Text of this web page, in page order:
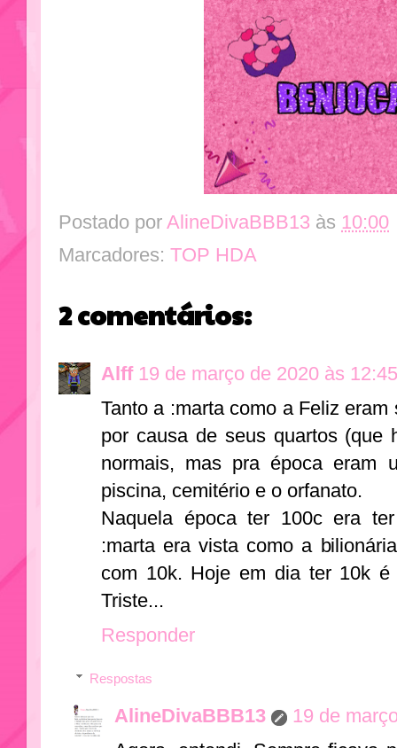
Postado por AlineDivaBBB13 às 10:00
Marcadores: TOP HDA
2 comentários:
Alff 19 de março de 2020 às 12:45
Tanto a :marta como a Feliz
por causa de seus quartos (que
normais, mas pra época eram
piscina, cemitério e o orfanato.
Naquela época ter 100c era
:marta era vista como a
com 10k. Hoje em dia ter 10k
Triste...
Responder
Respostas
AlineDivaBBB13
19 de